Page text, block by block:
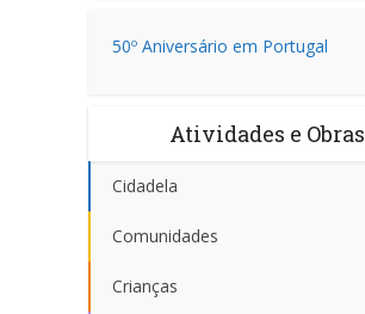
50º Aniversário em Portugal
Atividades e Obras
Cidadela
Comunidades
Crianças